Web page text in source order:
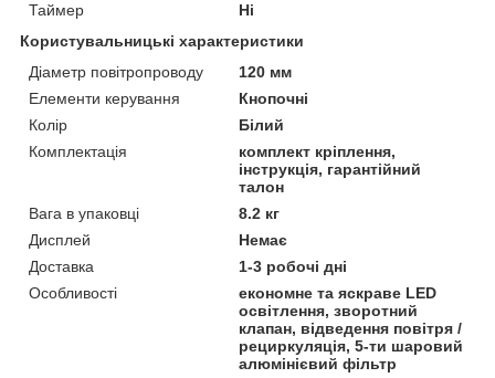
Таймер
Ні
Користувальницькі характеристики
Діаметр повітропроводу
120 мм
Елементи керування
Кнопочні
Колір
Білий
Комплектація
комплект кріплення,
інструкція, гарантійний
талон
Вага в упаковці
8.2 кг
Дисплей
Немає
Доставка
1-3 робочі дні
Особливості
економне та яскраве LED
освітлення, зворотний
клапан, відведення повітря /
рециркуляція, 5-ти шаровий
алюмінієвий фільтр